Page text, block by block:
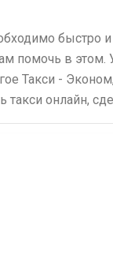
быстро и
помочь в этом.
Такси -
такси онлайн,